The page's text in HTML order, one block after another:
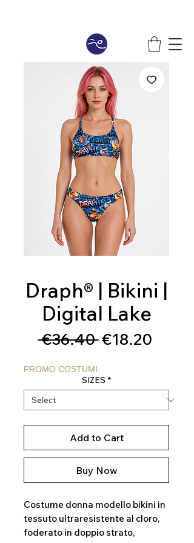
Draph® | Bikini |
Digital Lake
€36.40 Regular
€18.20Sale
PROMO COSTUMI
SIZES *
Add to Cart
Buy Now
Costume donna modello bikini in
tessuto ultraresistente al cloro,
foderato in doppio strato,